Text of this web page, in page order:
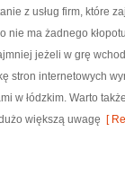
z usług firm, które
nie ma żadnego
jeżeli w grę
stron internetowych
w łódzkim. Warto
większą uwagę [